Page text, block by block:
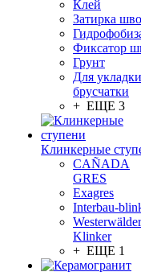
Клей
Затирка
Фиксатор
Грунт
Для укладки
брусчатки
+ ЕЩЕ 3
Клинкерные
CAÑADA
GRES
Exagres
Interbau-
Westerwälder
Klinker
+ ЕЩЕ 1